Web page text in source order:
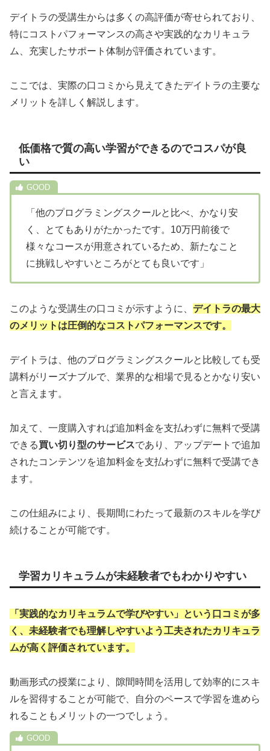
デイトラの受講生からは多くの高評価が寄せられており、
特にコストパフォーマンスの高さや実践的なカリキュラ
ム、充実したサポート体制が評価されています。
ここでは、実際の口コミから見えてきたデイトラの主要な
メリットを詳しく解説します。
低価格で質の高い学習ができるのでコスパが良
い
「他のプログラミングスクールと比べ、かなり安
く、とてもありがたかったです。10万円前後で
様々なコースが用意されているため、新たなこと
に挑戦しやすいところがとても良いです」
このような受講生の口コミが示すように、 デイトラの最大
のメリットは圧倒的なコストパフォーマンスです。
デイトラは、他のプログラミングスクールと比較しても受
講料がリーズナブルで、業界的な相場で見るとかなり安い
と言えます。
加えて、一度購入すれば追加料金を支払わずに無料で受講
できる買い切り型のサービスであり、アップデートで追加
されたコンテンツを追加料金を支払わずに無料で受講でき
ます。
この仕組みにより、長期間にわたって最新のスキルを学び
続けることが可能です。
学習カリキュラムが未経験者でもわかりやすい
「実践的なカリキュラムで学びやすい」という口コミが多
く、未経験者でも理解しやすいよう工夫されたカリキュラ
ムが高く評価されています。
動画形式の授業により、隙間時間を活用して効率的にスキ
ルを習得することが可能で、自分のペースで学習を進めら
れることもメリットの一つでしょう。